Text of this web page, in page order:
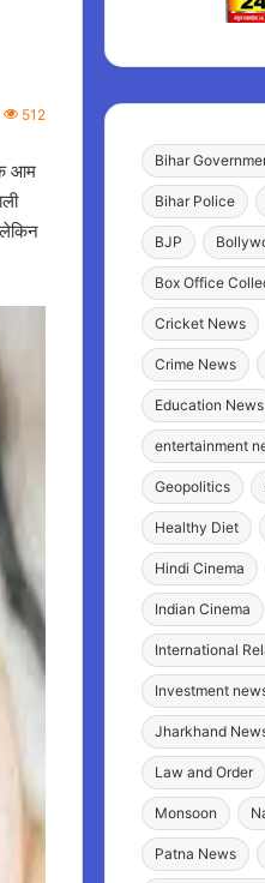
512
आम
Bihar
Bihar Police
BJP
Box Office
Cricket News
Crime News
Education News
entertainment
Geopolitics
Healthy Diet
Hindi Cinema
Indian Cinema
International
Investment
Jharkhand
Law and Order
Monsoon
Patna News